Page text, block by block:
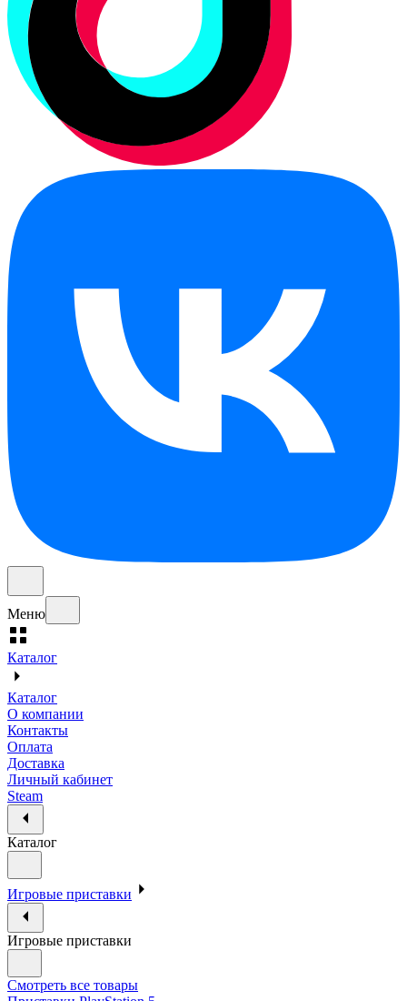
Меню
Каталог
Каталог
О компании
Контакты
Оплата
Доставка
Личный кабинет
Steam
Каталог
Игровые приставки
Игровые приставки
Смотреть все товары